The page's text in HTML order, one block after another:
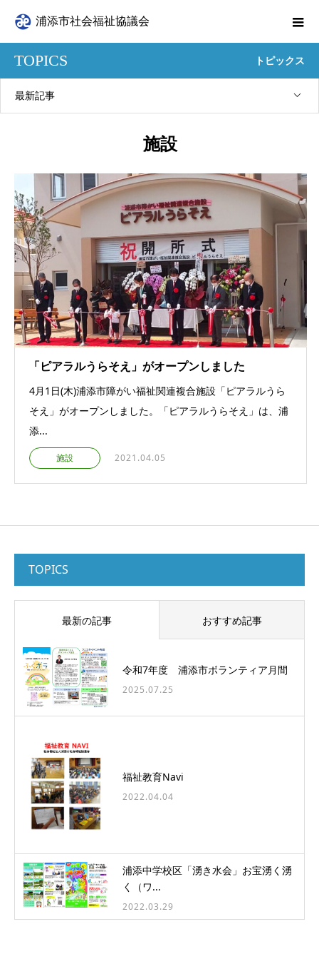
浦添市社会福祉協議会
TOPICS トピックス
最新記事
施設
「ピアラルうらそえ」がオープンしました
4月1日(木)浦添市障がい福祉関連複合施設「ピアラルうら
そえ」がオープンしました。「ピアラルうらそえ」は、浦
添...
施設 2021.04.05
TOPICS
最新の記事 おすすめ記事
令和7年度 浦添市ボランティア月間
2025.07.25
福祉教育Navi
2022.04.04
浦添中学校区「湧き水会」お宝湧く湧
く（ワ...
2022.03.29